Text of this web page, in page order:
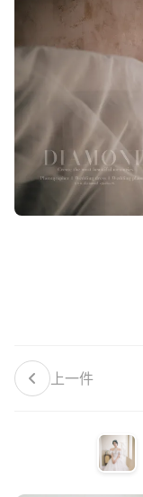
上一件